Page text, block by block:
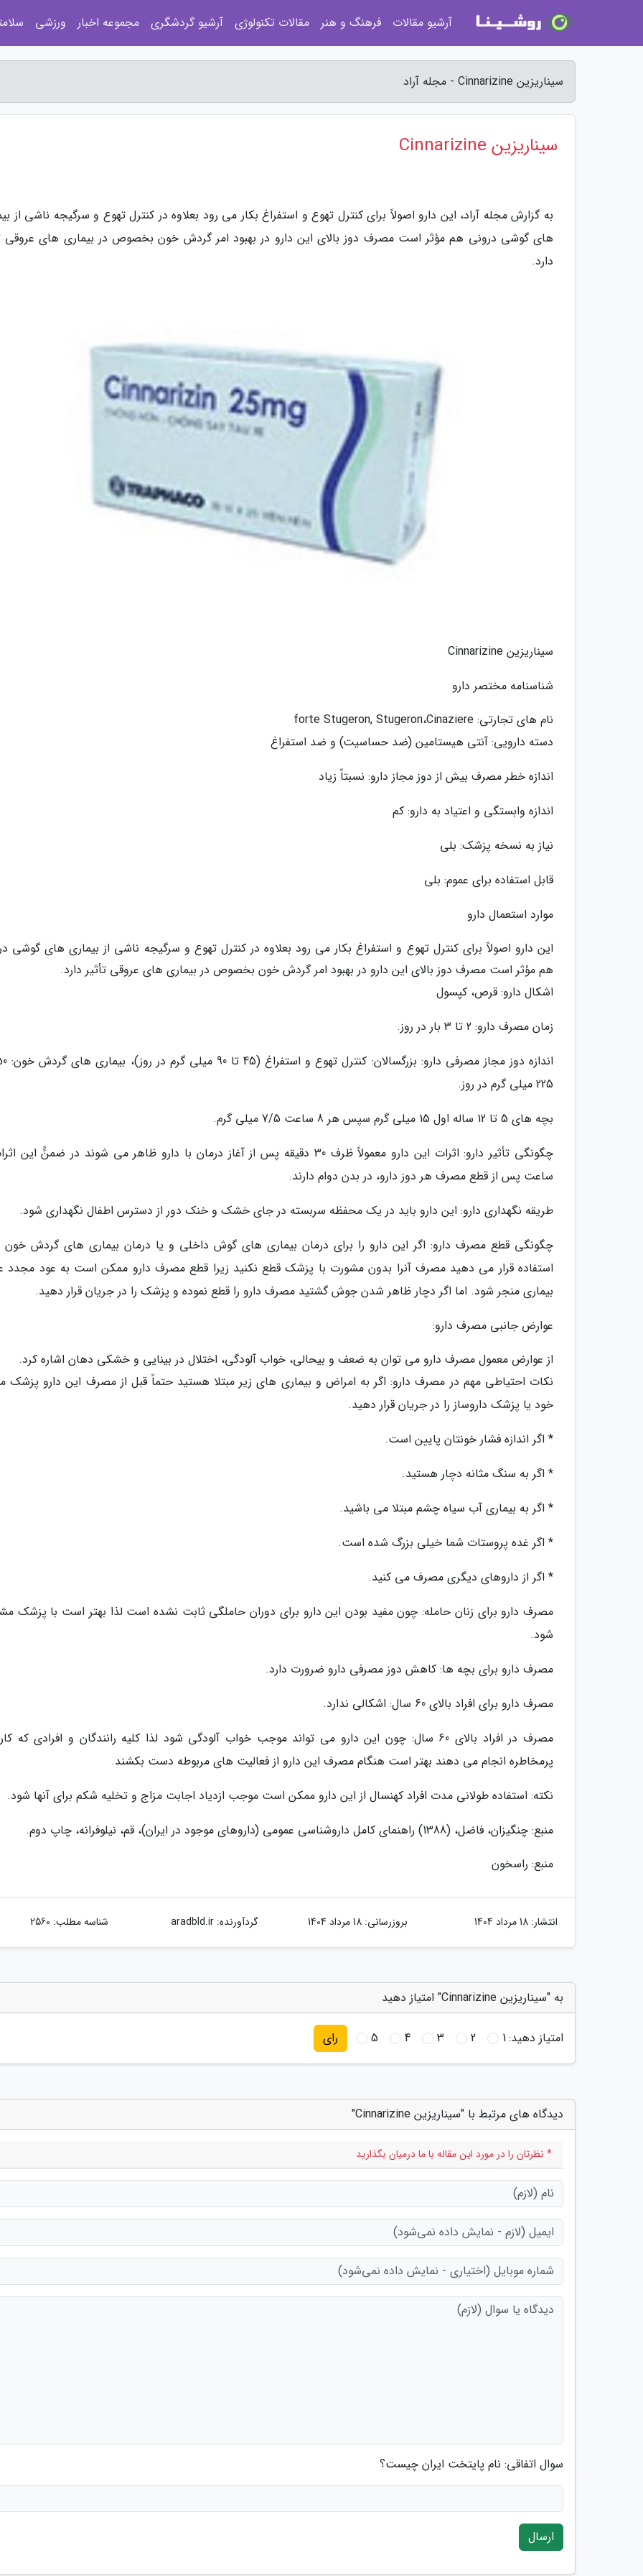
سیناریزین Cinnarizine - مجله آراد
سیناریزین Cinnarizine
به گزارش مجله آراد، این دارو اصولاً برای کنترل تهوع و استفراغ بکار می رود بعلاوه در کنترل تهوع و سرگیجه ناشی از
های گوشی درونی هم مؤثر است مصرف دوز بالای این دارو در بهبود امر گردش خون بخصوص در بیماری های عروقی
دارد.
سیناریزین Cinnarizine
شناسنامه مختصر دارو
نام های تجارتی: forte Stugeron, Stugeron،Cinaziere
دسته دارویی: آنتی هیستامین (ضد حساسیت) و ضد استفراغ
اندازه خطر مصرف بیش از دوز مجاز دارو: نسبتاً زیاد
اندازه وابستگی و اعتیاد به دارو: کم
نیاز به نسخه پزشک: بلی
قابل استفاده برای عموم: بلی
موارد استعمال دارو
این دارو اصولاً برای کنترل تهوع و استفراغ بکار می رود بعلاوه در کنترل تهوع و سرگیجه ناشی از بیماری های گوشی
هم مؤثر است مصرف دوز بالای این دارو در بهبود امر گردش خون بخصوص در بیماری های عروقی تأثیر دارد.
اشکال دارو: قرص، کپسول
زمان مصرف دارو: 2 تا 3 بار در روز.
225 میلی گرم در روز.
بچه های 5 تا 12 ساله اول 15 میلی گرم سپس هر 8 ساعت 7/5 میلی گرم.
ساعت پس از قطع مصرف هر دوز دارو، در بدن دوام دارند.
طریقه نگهداری دارو: این دارو باید در یک محفظه سربسته در جای خشک و خنک دور از دسترس اطفال نگهداری شود.
چگونگی قطع مصرف دارو: اگر این دارو را برای درمان بیماری های گوش داخلی و یا درمان بیماری های گردش خون
استفاده قرار می دهید مصرف آنرا بدون مشورت با پزشک قطع نکنید زیرا قطع مصرف دارو ممکن است به عود مجدد
بیماری منجر شود. اما اگر دچار ظاهر شدن جوش گشتید مصرف دارو را قطع نموده و پزشک را در جریان قرار دهید.
عوارض جانبی مصرف دارو:
از عوارض معمول مصرف دارو می توان به ضعف و بیحالی، خواب آلودگی، اختلال در بینایی و خشکی دهان اشاره کرد.
نکات احتیاطی مهم در مصرف دارو: اگر به امراض و بیماری های زیر مبتلا هستید حتماً قبل از مصرف این دارو پزشک
خود یا پزشک داروساز را در جریان قرار دهید.
* اگر اندازه فشار خونتان پایین است.
* اگر به سنگ مثانه دچار هستید.
* اگر به بیماری آب سیاه چشم مبتلا می باشید.
* اگر غده پروستات شما خیلی بزرگ شده است.
* اگر از داروهای دیگری مصرف می کنید.
مصرف دارو برای زنان حامله: چون مفید بودن این دارو برای دوران حاملگی ثابت نشده است لذا بهتر است با پزشک
شود.
مصرف دارو برای بچه ها: کاهش دوز مصرفی دارو ضرورت دارد.
مصرف دارو برای افراد بالای 60 سال: اشکالی ندارد.
مصرف در افراد بالای 60 سال: چون این دارو می تواند موجب خواب آلودگی شود لذا کلیه رانندگان و افرادی که
پرمخاطره انجام می دهند بهتر است هنگام مصرف این دارو از فعالیت های مربوطه دست بکشند.
نکته: استفاده طولانی مدت افراد کهنسال از این دارو ممکن است موجب ازدیاد اجابت مزاج و تخلیه شکم برای آنها شود.
منبع: چنگیزان، فاضل، (1388) راهنمای کامل داروشناسی عمومی (داروهای موجود در ایران)، قم، نیلوفرانه، چاپ دوم.
منبع: راسخون
انتشار: 18 مرداد 1404 بروزرسانی: 18 مرداد 1404 گردآورنده:aradbld.ir شناسه مطلب: 2560
به "سیناریزین Cinnarizine" امتیاز دهید
امتیاز دهید:1
2
3
4
5 رای
دیدگاه های مرتبط با "سیناریزین Cinnarizine"
* نظرتان را در مورد این مقاله با ما درمیان بگذارید
سوال اتفاقی: نام پایتخت ایران چیست؟
ارسال
آرشیو مقالات فرهنگ و هنر مقالات تکنولوژی آرشیو گردشگری مجموعه اخبار ورزشی